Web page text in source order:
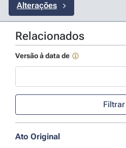
Alterações
Relacionados
Versão à data de
Use a tecla de seta para baixo
Filtrar
Ato Original